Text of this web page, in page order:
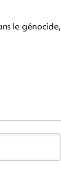
le génocide,